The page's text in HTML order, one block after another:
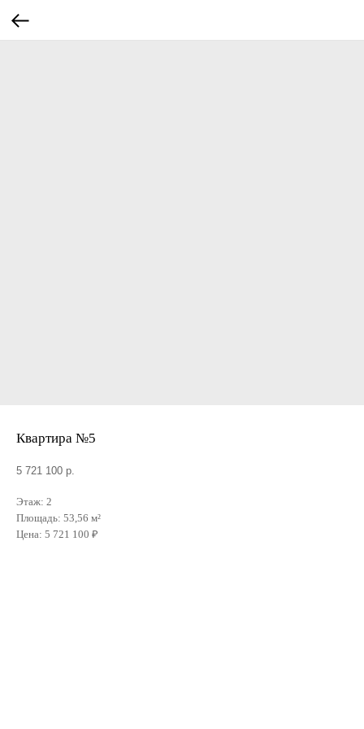
Квартира №5
5 721 100 р.
Этаж: 2
Площадь: 53,56 м²
Цена: 5 721 100 ₽